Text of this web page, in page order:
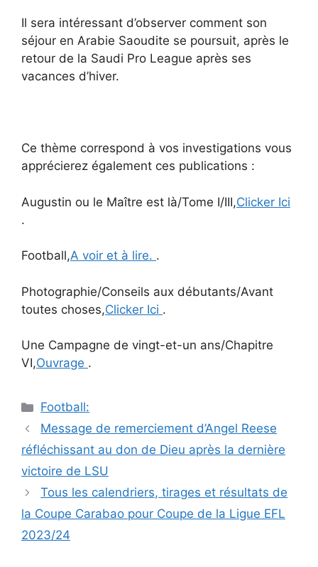
Il sera intéressant d’observer comment son
séjour en Arabie Saoudite se poursuit, après le
retour de la Saudi Pro League après ses
vacances d’hiver.
Ce thème correspond à vos investigations vous
apprécierez également ces publications :
Augustin ou le Maître est là/Tome I/III,Clicker Ici
.
Football,A voir et à lire. .
Photographie/Conseils aux débutants/Avant
toutes choses,Clicker Ici .
Une Campagne de vingt-et-un ans/Chapitre
VI,Ouvrage .
Catégories
Football:
Navigation
des
Message de remerciement d’Angel Reese
réfléchissant au don de Dieu après la dernière
victoire de LSU
Tous les calendriers, tirages et résultats de
la Coupe Carabao pour Coupe de la Ligue EFL
2023/24